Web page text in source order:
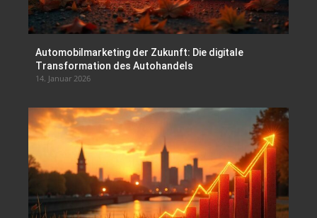
Automobilmarketing der Zukunft: Die digitale
Transformation des Autohandels
14. Januar 2026